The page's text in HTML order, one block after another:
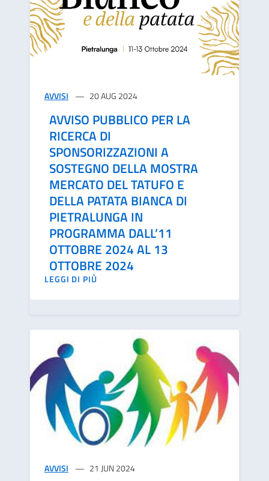
AVVISI 20 AUG 2024
AVVISO PUBBLICO PER LA
RICERCA DI
SPONSORIZZAZIONI A
SOSTEGNO DELLA MOSTRA
MERCATO DEL TATUFO E
DELLA PATATA BIANCA DI
PIETRALUNGA IN
PROGRAMMA DALL’11
OTTOBRE 2024 AL 13
OTTOBRE 2024
LEGGI DI PIÙ
AVVISI 21 JUN 2024